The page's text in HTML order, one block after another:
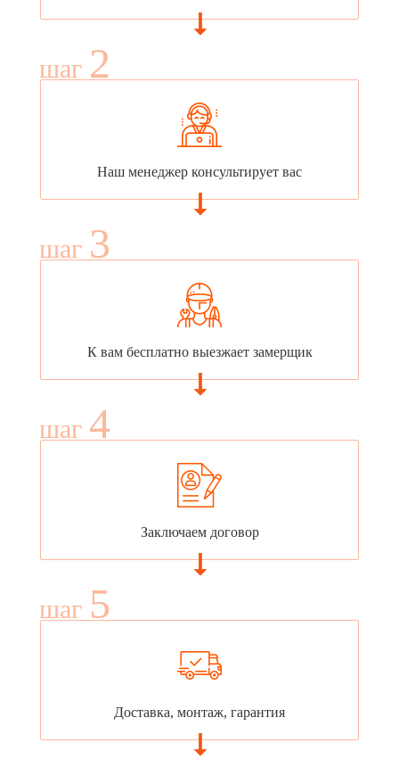
шаг 2
Наш менеджер консультирует вас
шаг 3
К вам бесплатно выезжает замерщик
шаг 4
Заключаем договор
шаг 5
Доставка, монтаж, гарантия